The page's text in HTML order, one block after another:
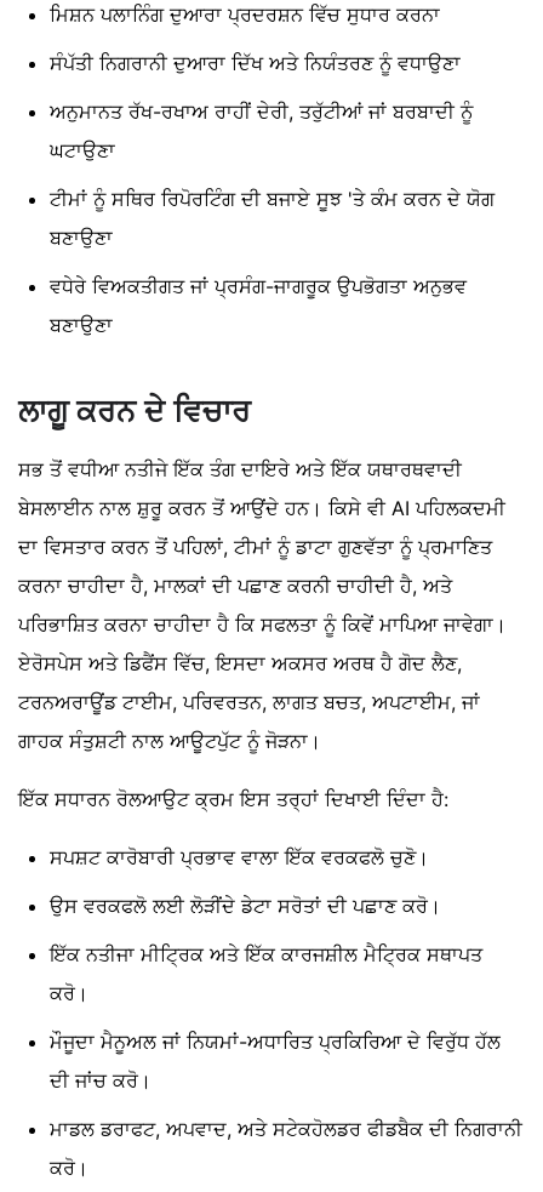
ਮਿਸ਼ਨ ਪਲਾਨਿੰਗ ਦੁਆਰਾ ਪ੍ਰਦਰਸ਼ਨ ਵਿੱਚ ਸੁਧਾਰ ਕਰਨਾ
ਸੰਪੱਤੀ ਨਿਗਰਾਨੀ ਦੁਆਰਾ ਦਿੱਖ ਅਤੇ ਨਿਯੰਤਰਣ ਨੂੰ ਵਧਾਉਣਾ
ਅਨੁਮਾਨਤ ਰੱਖ-ਰਖਾਅ ਰਾਹੀਂ ਦੇਰੀ, ਤਰੁੱਟੀਆਂ ਜਾਂ ਬਰਬਾਦੀ ਨੂੰ
ਘਟਾਉਣਾ
ਟੀਮਾਂ ਨੂੰ ਸਥਿਰ ਰਿਪੋਰਟਿੰਗ ਦੀ ਬਜਾਏ ਸੂਝ 'ਤੇ ਕੰਮ ਕਰਨ ਦੇ ਯੋਗ
ਬਣਾਉਣਾ
ਵਧੇਰੇ ਵਿਅਕਤੀਗਤ ਜਾਂ ਪ੍ਰਸੰਗ-ਜਾਗਰੂਕ ਉਪਭੋਗਤਾ ਅਨੁਭਵ
ਬਣਾਉਣਾ
ਲਾਗੂ ਕਰਨ ਦੇ ਵਿਚਾਰ
ਸਭ ਤੋਂ ਵਧੀਆ ਨਤੀਜੇ ਇੱਕ ਤੰਗ ਦਾਇਰੇ ਅਤੇ ਇੱਕ ਯਥਾਰਥਵਾਦੀ
ਬੇਸਲਾਈਨ ਨਾਲ ਸ਼ੁਰੂ ਕਰਨ ਤੋਂ ਆਉਂਦੇ ਹਨ। ਕਿਸੇ ਵੀ AI ਪਹਿਲਕਦਮੀ
ਦਾ ਵਿਸਤਾਰ ਕਰਨ ਤੋਂ ਪਹਿਲਾਂ, ਟੀਮਾਂ ਨੂੰ ਡਾਟਾ ਗੁਣਵੱਤਾ ਨੂੰ ਪ੍ਰਮਾਣਿਤ
ਕਰਨਾ ਚਾਹੀਦਾ ਹੈ, ਮਾਲਕਾਂ ਦੀ ਪਛਾਣ ਕਰਨੀ ਚਾਹੀਦੀ ਹੈ, ਅਤੇ
ਪਰਿਭਾਸ਼ਿਤ ਕਰਨਾ ਚਾਹੀਦਾ ਹੈ ਕਿ ਸਫਲਤਾ ਨੂੰ ਕਿਵੇਂ ਮਾਪਿਆ ਜਾਵੇਗਾ।
ਏਰੋਸਪੇਸ ਅਤੇ ਡਿਫੈਂਸ ਵਿੱਚ, ਇਸਦਾ ਅਕਸਰ ਅਰਥ ਹੈ ਗੋਦ ਲੈਣ,
ਟਰਨਅਰਾਊਂਡ ਟਾਈਮ, ਪਰਿਵਰਤਨ, ਲਾਗਤ ਬਚਤ, ਅਪਟਾਈਮ, ਜਾਂ
ਗਾਹਕ ਸੰਤੁਸ਼ਟੀ ਨਾਲ ਆਊਟਪੁੱਟ ਨੂੰ ਜੋੜਨਾ।
ਇੱਕ ਸਧਾਰਨ ਰੋਲਆਉਟ ਕ੍ਰਮ ਇਸ ਤਰ੍ਹਾਂ ਦਿਖਾਈ ਦਿੰਦਾ ਹੈ:
ਸਪਸ਼ਟ ਕਾਰੋਬਾਰੀ ਪ੍ਰਭਾਵ ਵਾਲਾ ਇੱਕ ਵਰਕਫਲੋ ਚੁਣੋ।
ਉਸ ਵਰਕਫਲੋ ਲਈ ਲੋੜੀਂਦੇ ਡੇਟਾ ਸਰੋਤਾਂ ਦੀ ਪਛਾਣ ਕਰੋ।
ਇੱਕ ਨਤੀਜਾ ਮੀਟ੍ਰਿਕ ਅਤੇ ਇੱਕ ਕਾਰਜਸ਼ੀਲ ਮੈਟ੍ਰਿਕ ਸਥਾਪਤ
ਕਰੋ।
ਮੌਜੂਦਾ ਮੈਨੂਅਲ ਜਾਂ ਨਿਯਮਾਂ-ਅਧਾਰਿਤ ਪ੍ਰਕਿਰਿਆ ਦੇ ਵਿਰੁੱਧ ਹੱਲ
ਦੀ ਜਾਂਚ ਕਰੋ।
ਮਾਡਲ ਡਰਾਫਟ, ਅਪਵਾਦ, ਅਤੇ ਸਟੇਕਹੋਲਡਰ ਫੀਡਬੈਕ ਦੀ ਨਿਗਰਾਨੀ
ਕਰੋ।